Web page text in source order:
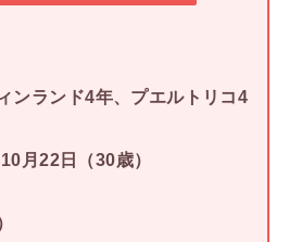
ンランド4年、プエルトリコ4
月22日（30歳）